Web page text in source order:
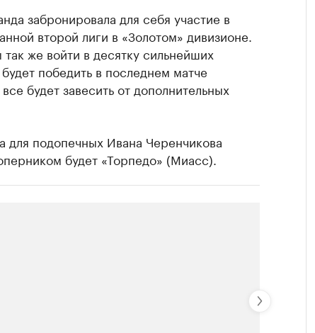
забронировала для себя участие в
второй лиги в «Золотом» дивизионе.
же войти в десятку сильнейших
победить в последнем матче
будет завесить от дополнительных
для подопечных Ивана Черенчикова
будет «Торпедо» (Миасс).